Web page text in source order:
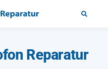
Reparatur